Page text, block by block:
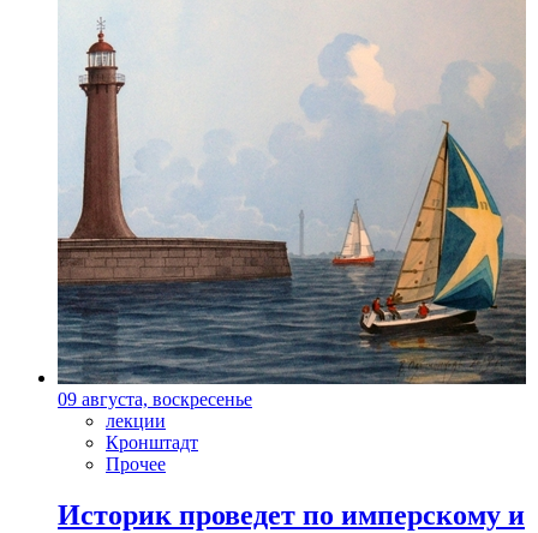
09 августа, воскресенье
лекции
Кронштадт
Прочее
Историк проведет по имперскому и